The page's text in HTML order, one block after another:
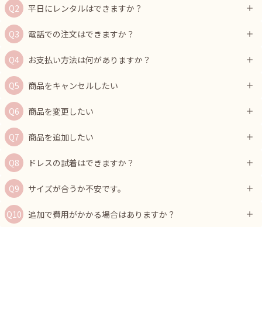
平日にレンタルはできますか？
電話での注文はできますか？
お支払い方法は何がありますか？
商品をキャンセルしたい
商品を変更したい
商品を追加したい
ドレスの試着はできますか？
サイズが合うか不安です。
追加で費用がかかる場合はありますか？